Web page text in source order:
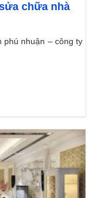
chữa nhà
phú nhuận – công ty